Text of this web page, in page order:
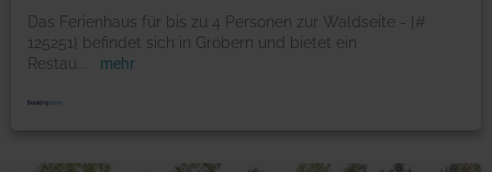
Das Ferienhaus für bis zu 4 Personen zur Waldseite - [#
125251] befindet sich in Gröbern und bietet ein
Restau
mehr